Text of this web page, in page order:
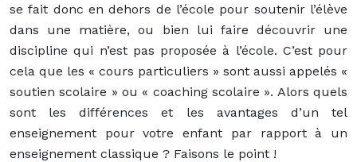
se fait donc en dehors de l’école pour soutenir l’élève
dans une matière, ou bien lui faire découvrir une
discipline qui n’est pas proposée à l’école. C’est pour
cela que les « cours particuliers » sont aussi appelés «
soutien scolaire » ou « coaching scolaire ». Alors quels
sont les différences et les avantages d’un tel
enseignement pour votre enfant par rapport à un
enseignement classique ? Faisons le point !